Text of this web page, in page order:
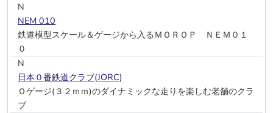
N
NEM 010
鉄道模型スケール＆ゲージから入るＭＯＲＯＰ ＮＥＭ０１
０
N
日本０番鉄道クラブ(JORC)
Ｏゲージ(３２ｍｍ)のダイナミックな走りを楽しむ老舗のクラ
ブ